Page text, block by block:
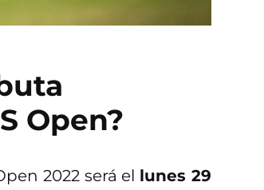
Open?
2022 será el lunes 29